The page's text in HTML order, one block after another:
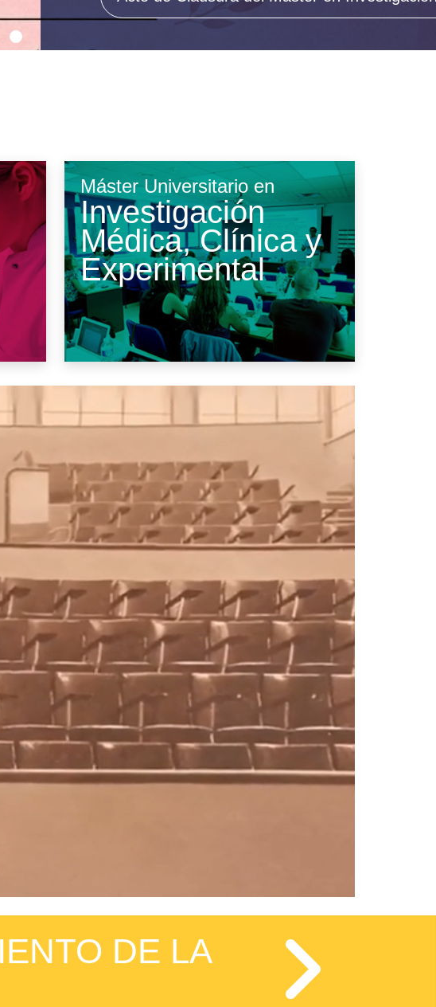
la
Buzón de sugerencias
Máster Universitario en
Investigación
Médica, Clínica y
Experimental
DE LA